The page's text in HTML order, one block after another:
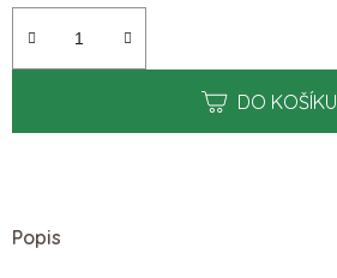
DO KOŠÍKU
Popis